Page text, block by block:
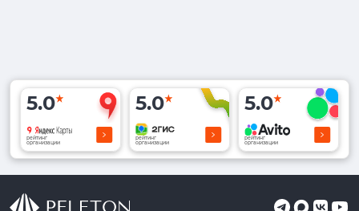
5.0
рейтинг
организации
5.0
рейтинг
организации
5.0
рейтинг
организации